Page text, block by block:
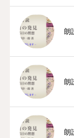
朗
朗
朗